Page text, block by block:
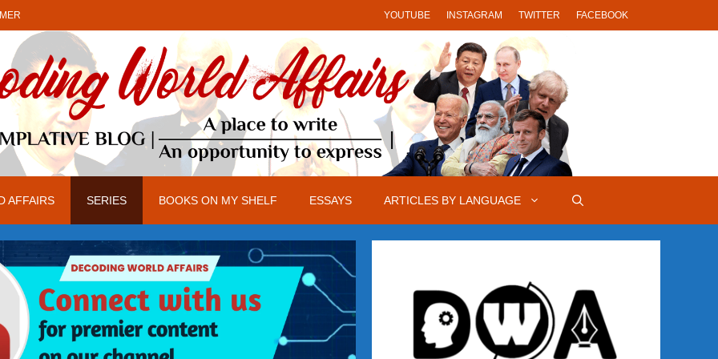
YOUTUBE INSTAGRAM TWITTER FACEBOOK
AFFAIRS SERIES BOOKS ON MY SHELF ESSAYS ARTICLES BY LANGUAGE